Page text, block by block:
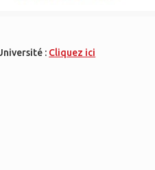
: Cliquez ici